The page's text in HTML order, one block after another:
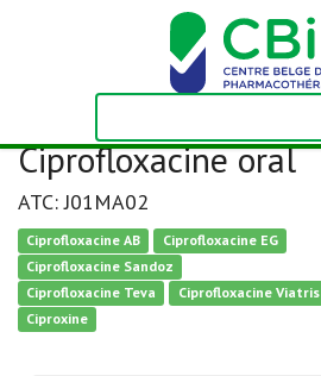
Ciprofloxacine oral
ATC: J01MA02
Ciprofloxacine AB
Ciprofloxacine EG
Ciprofloxacine Sandoz
Ciprofloxacine Teva
Ciprofloxacine Viatris
Ciproxine